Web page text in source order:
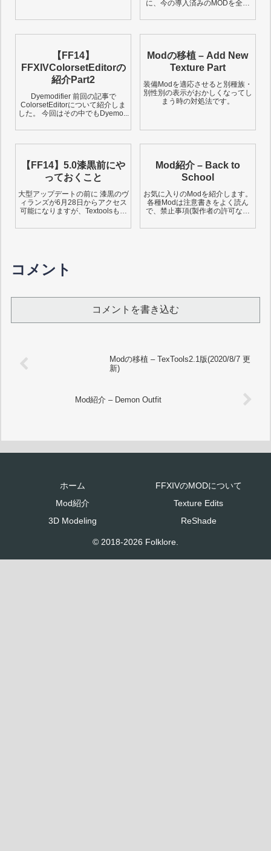
に、今の導入済みのMODを全て
【FF14】
FFXIVColorsetEditorの
紹介Part2
Dyemodifier 前回の記事で
ColorsetEditorについて紹介しま
した。 今回はその中でもDyemo...
Modの移植 – Add New
Texture Part
装備Modを適応させると別種族・
別性別の表示がおかしくなってし
まう時の対処法です。
【FF14】5.0漆黒前にや
っておくこと
大型アップデートの前に 漆黒のヴ
ィランズが6月28日からアクセス
可能になりますが、Textoolsも機
Mod紹介 – Back to
School
お気に入りのModを紹介します。
各種Modは注意書きをよく読ん
で、禁止事項(製作者の許可なく
コメント
コメントを書き込む
Modの移植 – TexTools2.1版(2020/8/7 更
新)
Mod紹介 – Demon Outfit
ホーム
FFXIVのMODについて
Mod紹介
Texture Edits
3D Modeling
ReShade
© 2018-2026 Folklore.